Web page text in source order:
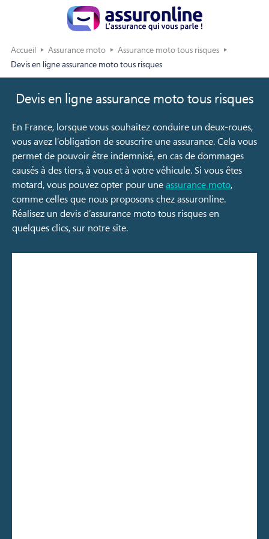
Accueil Assurance moto
Assurance moto tous risques
Devis en ligne assurance moto tous risques
Devis en ligne assurance moto tous risques
En France, lorsque vous souhaitez conduire un deux-roues,
vous avez l’obligation de souscrire une assurance. Cela vous
permet de pouvoir être indemnisé, en cas de dommages
causés à des tiers, à vous et à votre véhicule. Si vous êtes
motard, vous pouvez opter pour uneassurance moto,
comme celles que nous proposons chez assuronline.
Réalisez un devis d’assurance moto tous risques en
quelques clics, sur notre site.